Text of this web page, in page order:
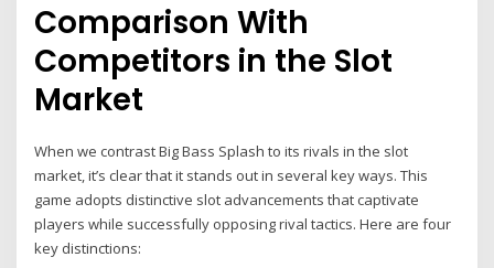
Comparison With
Competitors in the Slot
Market
When we contrast Big Bass Splash to its rivals in the slot
market, it’s clear that it stands out in several key ways. This
game adopts distinctive slot advancements that captivate
players while successfully opposing rival tactics. Here are four
key distinctions: